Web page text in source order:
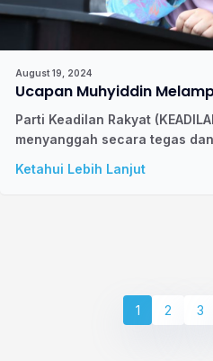
August 19, 2024
Ucapan Muhyiddin
Parti Keadilan Rakyat
menyanggah secara tegas
Ketahui Lebih Lanjut
1 2 3